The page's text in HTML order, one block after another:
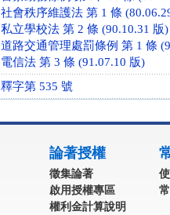
社會秩序維護法 第 1 條
私立學校法 第 2 條 (90.10.31 版)
道路交通管理處罰條例 第 1 條
電信法 第 3 條 (91.07.10 版)
釋字第 535 號
論著授權
徵集論著
啟用授權專區
權利金計算說明